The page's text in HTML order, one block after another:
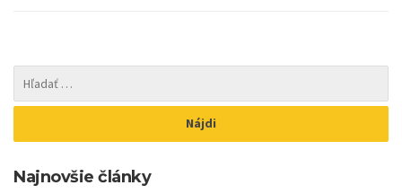
Najnovšie články